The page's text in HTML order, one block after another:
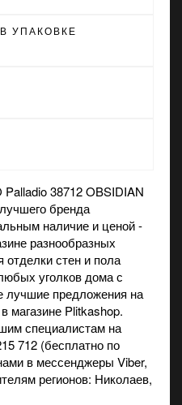
УПАКОВКЕ
38712 OBSIDIAN
бренда
наличие и ценой -
разнообразных
отделки стен и пола
уголков дома с
лучшие предложения на
магазине Plitkashop.
специалистам на
712 (бесплатно по
в мессенджеры Viber,
регионов: Николаев,